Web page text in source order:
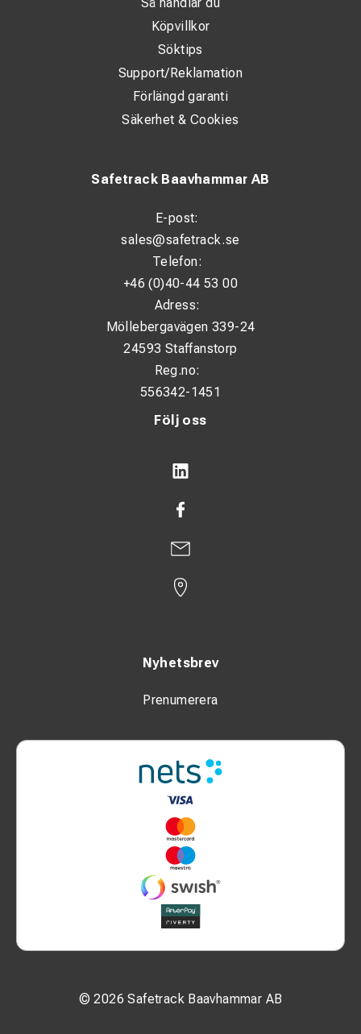
Tjocklek 1 mm
Handskar med dielektriska
egenskaper
Följ oss
Nyhetsbrev
Prenumerera
© 2026 Safetrack Baavhammar AB
Safetrack Baavhammar AB
E-post:
sales@safetrack.se
Telefon:
+46 (0)40-44 53 00
Adress:
Möllebergavägen 339-24
24593 Staffanstorp
Reg.no:
556342-1451
Köpvillkor
Söktips
Support/Reklamation
Förlängd garanti
Säkerhet & Cookies